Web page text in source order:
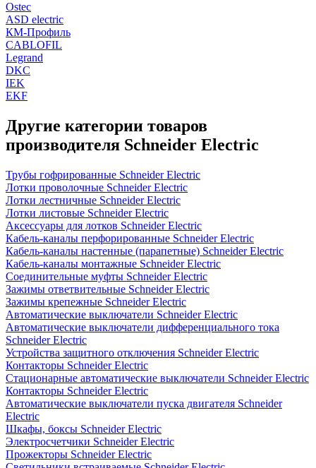
Ostec
ASD electric
КМ-Профиль
CABLOFIL
Legrand
DKC
IEK
EKF
Другие категории товаров
производителя Schneider Electric
Трубы гофрированные Schneider Electric
Лотки проволочные Schneider Electric
Лотки лестничные Schneider Electric
Лотки листовые Schneider Electric
Аксессуары для лотков Schneider Electric
Кабель-каналы перфорированные Schneider Electric
Кабель-каналы настенные (парапетные) Schneider Electric
Кабель-каналы монтажные Schneider Electric
Соединительные муфты Schneider Electric
Зажимы ответвительные Schneider Electric
Зажимы крепежные Schneider Electric
Автоматические выключатели Schneider Electric
Автоматические выключатели дифференциального тока
Schneider Electric
Устройства защитного отключения Schneider Electric
Контакторы Schneider Electric
Стационарные автоматические выключатели Schneider Electric
Контакторы Schneider Electric
Автоматические выключатели пуска двигателя Schneider
Electric
Шкафы, боксы Schneider Electric
Электросчетчики Schneider Electric
Прожекторы Schneider Electric